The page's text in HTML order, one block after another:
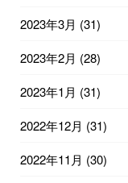
2023年3月 (31)
2023年2月 (28)
2023年1月 (31)
2022年12月 (31)
2022年11月 (30)